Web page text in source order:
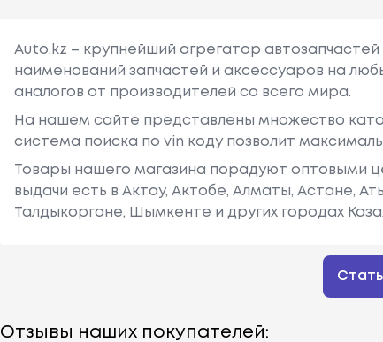
Auto.kz – крупнейший агрегатор
наименований запчастей и аксессуаров на
аналогов от производителей со всего мира.
На нашем сайте представлены множество
система поиска по vin коду позволит
Товары нашего магазина порадуют оптовыми
выдачи есть в Актау, Актобе, Алматы, Астане,
Талдыкоргане, Шымкенте и других городах
Отзывы наших покупателей: